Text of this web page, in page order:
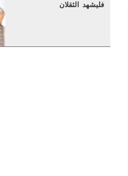
فليشهد الثقلان